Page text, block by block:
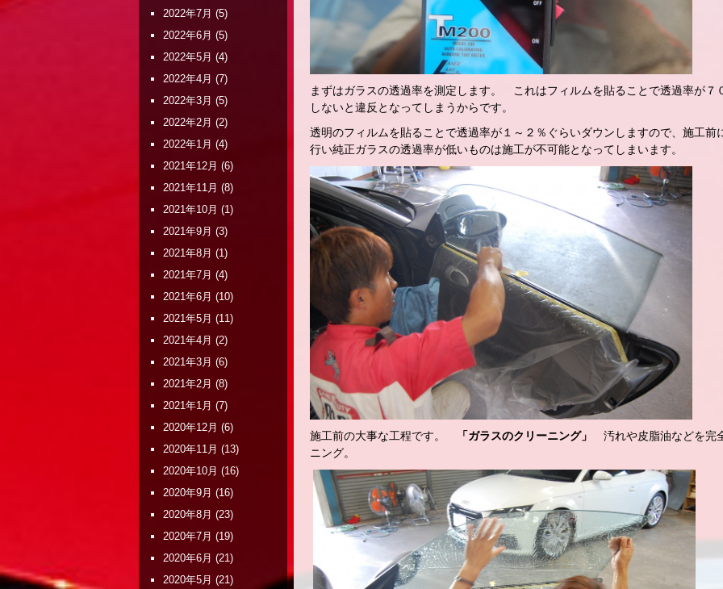
まずはガラスの透過率を測定します。 これはフィルムを貼ることで透過率が７
しないと違反となってしまうからです。
透明のフィルムを貼ることで透過率が１～２％ぐらいダウンしますので、施工前
行い純正ガラスの透過率が低いものは施工が不可能となってしまいます。
施工前の大事な工程です。 「ガラスのクリーニング」 汚れや皮脂油などを完
ニング。
2022年7月 (5)
2022年6月 (5)
2022年5月 (4)
2022年4月 (7)
2022年3月 (5)
2022年2月 (2)
2022年1月 (4)
2021年12月 (6)
2021年11月 (8)
2021年10月 (1)
2021年9月 (3)
2021年8月 (1)
2021年7月 (4)
2021年6月 (10)
2021年5月 (11)
2021年4月 (2)
2021年3月 (6)
2021年2月 (8)
2021年1月 (7)
2020年12月 (6)
2020年11月 (13)
2020年10月 (16)
2020年9月 (16)
2020年8月 (23)
2020年7月 (19)
2020年6月 (21)
2020年5月 (21)